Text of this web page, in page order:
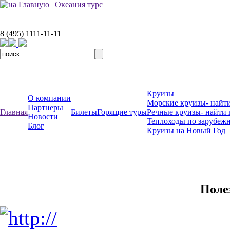
8 (495) 1111-11-11
Главная
О компании
Партнеры
Новости
Блог
БилетыГорящие туры
Круизы
Морские круизы-
Речные круизы- найти
Теплоходы по
Круизы на Новый Год